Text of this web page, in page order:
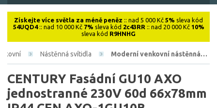
Získejte více světla za méně peněz :: nad 5 000 Kč 5% sleva kód
54UQD4:: nad 10 000 Kč 7% sleva kód 2c43RR :: nad 20 000 Kč 10%
sleva kód R9HNHG
Nástěnná svítidla Moderní venkovní nástěnná…
CENTURY Fasádní GU10 AXO
jednostranné 230V 60d 66x78mm